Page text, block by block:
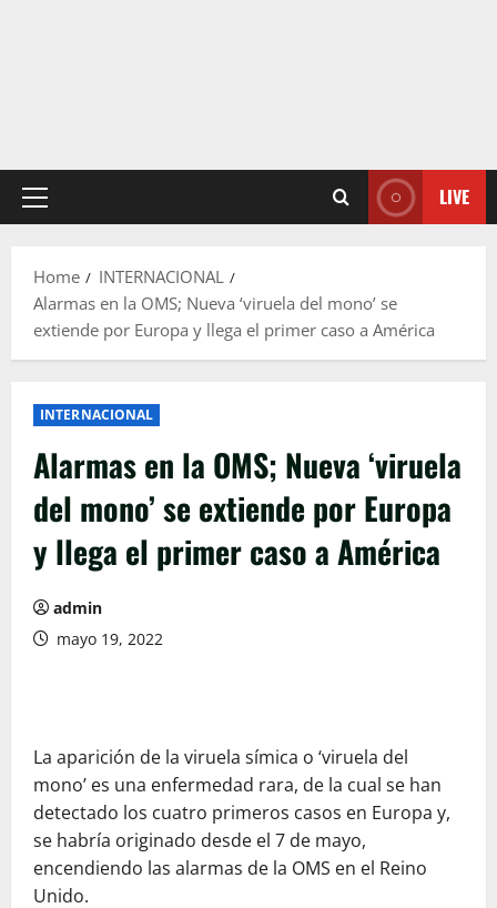
Primary
LIVE
Home
INTERNACIONAL
Alarmas en la OMS; Nueva ‘viruela del mono’ se
extiende por Europa y llega el primer caso a América
INTERNACIONAL
Alarmas en la OMS; Nueva ‘viruela
del mono’ se extiende por Europa
y llega el primer caso a América
admin
mayo 19, 2022
La aparición de la viruela símica o ‘viruela del
mono’ es una enfermedad rara, de la cual se han
detectado los cuatro primeros casos en Europa y,
se habría originado desde el 7 de mayo,
encendiendo las alarmas de la OMS en el Reino
Unido.